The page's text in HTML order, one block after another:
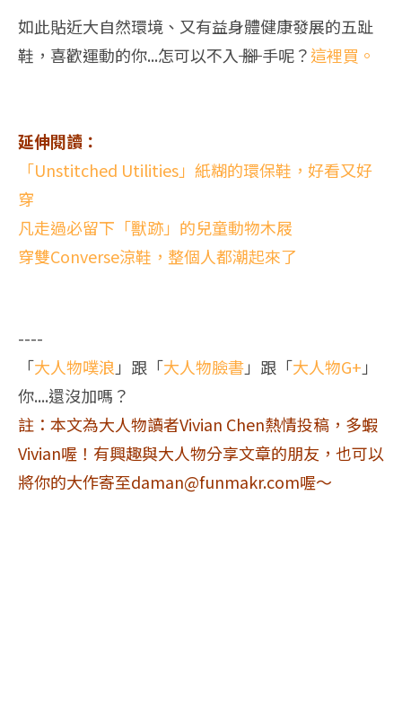
如此貼近大自然環境、又有益身體健康發展的五趾
鞋，喜歡運動的你...怎可以不入腳手呢？這裡買。
延伸閱讀：
「Unstitched Utilities」紙糊的環保鞋，好看又好
穿
凡走過必留下「獸跡」的兒童動物木屐
穿雙Converse涼鞋，整個人都潮起來了
----
「大人物噗浪 」跟「大人物臉書」跟「大人物G+ 」
你....還沒加嗎？
註：本文為大人物讀者Vivian Chen熱情投稿，多蝦
Vivian喔！有興趣與大人物分享文章的朋友，也可以
將你的大作寄至daman@funmakr.com喔～